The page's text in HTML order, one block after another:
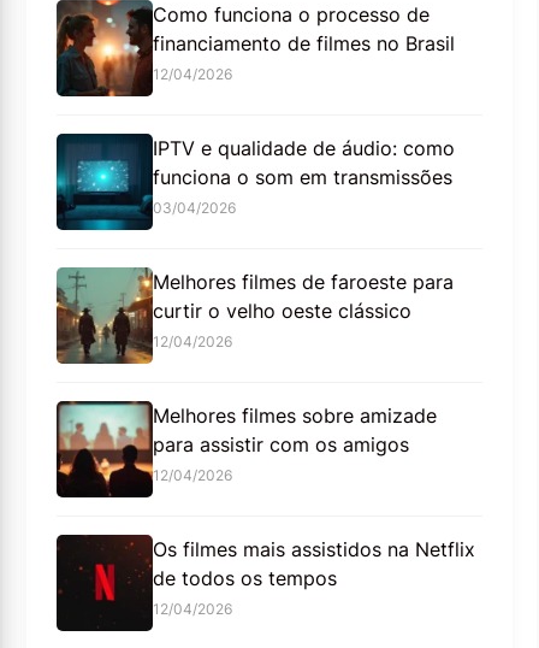
Como funciona o processo de
financiamento de filmes no Brasil
12/04/2026
IPTV e qualidade de áudio: como
funciona o som em transmissões
03/04/2026
Melhores filmes de faroeste para
curtir o velho oeste clássico
12/04/2026
Melhores filmes sobre amizade
para assistir com os amigos
12/04/2026
Os filmes mais assistidos na Netflix
de todos os tempos
12/04/2026